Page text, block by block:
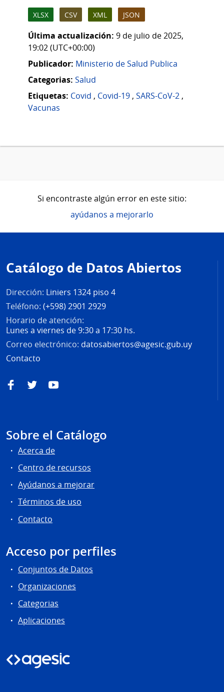
XLSX CSV XML JSON
Última actualización: 9 de julio de 2025,
19:02 (UTC+00:00)
Publicador: Ministerio de Salud Publica
Categorias: Salud
Etiquetas: Covid , Covid-19 , SARS-CoV-2 ,
Vacunas
Si encontraste algún error en este sitio:
ayúdanos a mejorarlo
de
página
Catálogo de Datos Abiertos
Dirección: Liniers 1324 piso 4
Teléfono: (+598) 2901 2929
Horario de atención:
Lunes a viernes de 9:30 a 17:30 hs.
Correo electrónico: datosabiertos@agesic.gub.uy
Contacto
FacebookTwitterYouTube
Sobre el Catálogo
Acerca de
Centro de recursos
Ayúdanos a mejorar
Términos de uso
Contacto
Acceso por perfiles
Conjuntos de Datos
Organizaciones
Categorias
Aplicaciones